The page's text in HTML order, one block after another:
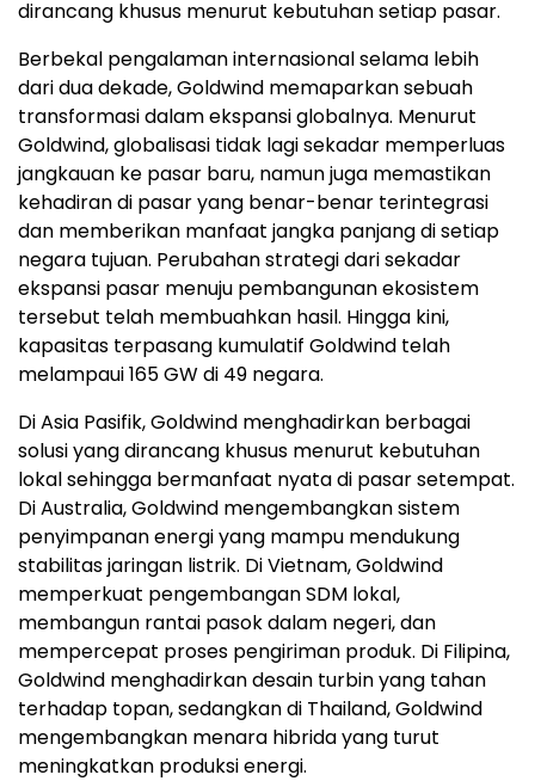
dirancang khusus menurut kebutuhan setiap pasar.
Berbekal pengalaman internasional selama lebih
dari dua dekade, Goldwind memaparkan sebuah
transformasi dalam ekspansi globalnya. Menurut
Goldwind, globalisasi tidak lagi sekadar memperluas
jangkauan ke pasar baru, namun juga memastikan
kehadiran di pasar yang benar-benar terintegrasi
dan memberikan manfaat jangka panjang di setiap
negara tujuan. Perubahan strategi dari sekadar
ekspansi pasar menuju pembangunan ekosistem
tersebut telah membuahkan hasil. Hingga kini,
kapasitas terpasang kumulatif Goldwind telah
melampaui 165 GW di 49 negara.
Di Asia Pasifik, Goldwind menghadirkan berbagai
solusi yang dirancang khusus menurut kebutuhan
lokal sehingga bermanfaat nyata di pasar setempat.
Di Australia, Goldwind mengembangkan sistem
penyimpanan energi yang mampu mendukung
stabilitas jaringan listrik. Di Vietnam, Goldwind
memperkuat pengembangan SDM lokal,
membangun rantai pasok dalam negeri, dan
mempercepat proses pengiriman produk. Di Filipina,
Goldwind menghadirkan desain turbin yang tahan
terhadap topan, sedangkan di Thailand, Goldwind
mengembangkan menara hibrida yang turut
meningkatkan produksi energi.